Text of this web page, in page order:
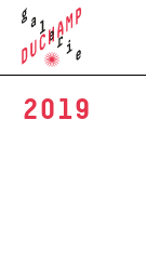
2019